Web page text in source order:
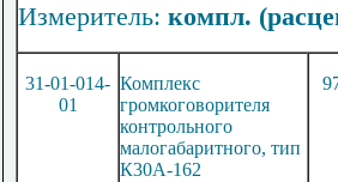
Измеритель: компл.
31-01-014-
01
Комплекс
громкоговорителя
контрольного
малогабаритного, тип
К30А-162
9